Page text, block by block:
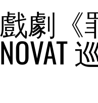
戲劇《
NOVAT